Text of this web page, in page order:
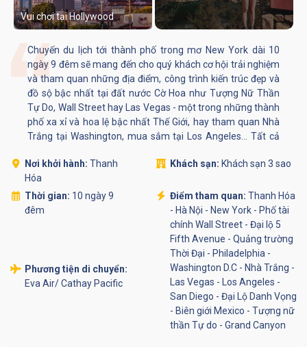
Vui chơi tại Hollywood
Chuyến du lịch tới thành phố trong mơ New York dài 10
ngày 9 đêm sẽ mang đến cho quý khách cơ hội trải nghiệm
và tham quan những địa điểm, công trình kiến trúc đẹp và
đồ sộ bậc nhất tại đất nước Cờ Hoa như Tượng Nữ Thần
Tự Do, Wall Street hay Las Vegas - một trong những thành
phố xa xỉ và hoa lệ bậc nhất Thế Giới, hay tham quan Nhà
Trắng tại Washington, mua sắm tại Los Angeles... Tất cả
nào cũng mong muốn được tận hưởng một lần trong đời.
Nơi khởi hành: Thanh
Hóa
Khách sạn: Khách sạn 3 sao
Thời gian: 10 ngày 9
đêm
Điểm tham quan: Thanh Hóa
- Hà Nội - New York - Phố tài
chính Wall Street - Đại lộ 5
Fifth Avenue - Quảng trường
Thời Đại - Philadelphia -
Washington D.C - Nhà Trắng -
Las Vegas - Los Angeles -
San Diego - Đại Lộ Danh Vọng
- Biên giới Mexico - Tượng nữ
thần Tự do - Grand Canyon
Phương tiện di chuyển:
Eva Air/ Cathay Pacific